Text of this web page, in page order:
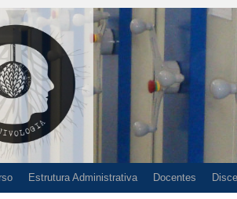
Estrutura Administrativa Docentes